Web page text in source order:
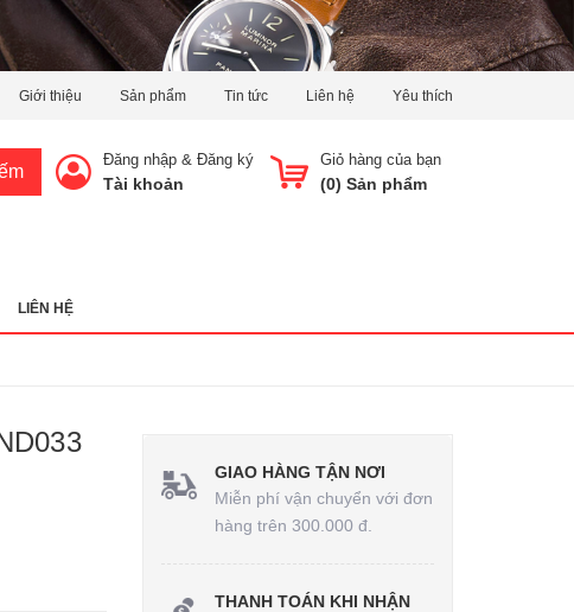
Giới thiệu Sản phẩm Tin tức Liên hệ Yêu thích
Giỏ hàng của bạn
(0) Sản phẩm
Đăng nhập & Đăng ký
Tài khoản
LIÊN HỆ
GIAO HÀNG TẬN NƠI
Miễn phí vận chuyển với đơn
hàng trên 300.000 đ.
THANH TOÁN KHI NHẬN